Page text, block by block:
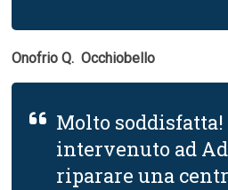
Onofrio Q.  Occhiobello
Molto soddisfatta!
intervenuto ad
riparare una